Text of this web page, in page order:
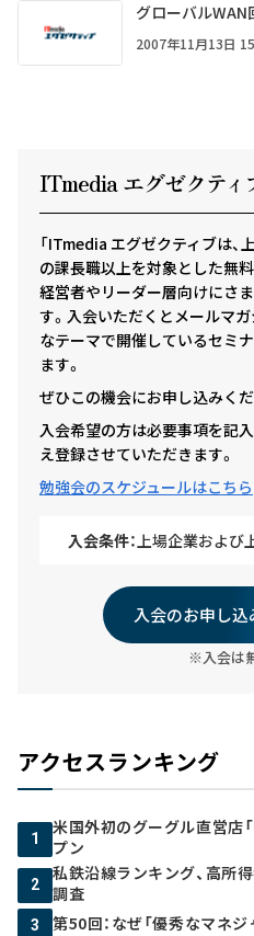
グローバルWAN
2007年11月13日
ITmedia エグゼクティ
「ITmedia エグゼクティブは
の課長職以上を対象とした無
経営者やリーダー層向けにさ
す。入会いただくとメールマ
なテーマで開催しているセミ
ます。
ぜひこの機会にお申し込みくだ
入会希望の方は必要事項を記
え登録させていただきます。
勉強会のスケジュールはこちら
入会条件： 上場企業および
入会のお申し込
※入会は
アクセスランキング
1
米国外初のグーグル直営店
プン
2
私鉄沿線ランキング、高所
調査
3 第50回：なぜ「優秀なマネ